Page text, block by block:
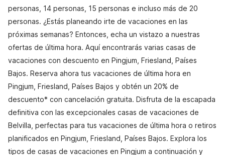
personas, 14 personas, 15 personas e incluso más de 20
personas. ¿Estás planeando irte de vacaciones en las
próximas semanas? Entonces, echa un vistazo a nuestras
ofertas de última hora. Aquí encontrarás varias casas de
vacaciones con descuento en Pingjum, Friesland, Países
Bajos. Reserva ahora tus vacaciones de última hora en
Pingjum, Friesland, Países Bajos y obtén un 20% de
descuento* con cancelación gratuita. Disfruta de la escapada
definitiva con las excepcionales casas de vacaciones de
Belvilla, perfectas para tus vacaciones de última hora o retiros
planificados en Pingjum, Friesland, Países Bajos. Explora los
tipos de casas de vacaciones en Pingjum a continuación y